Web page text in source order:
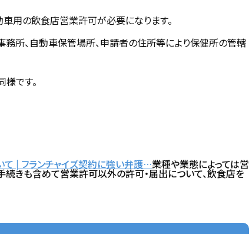
用の飲食店営業許可が必要になります。
務所、自動車保管場所、申請者の住所等により保健所の管轄
です。
て | フランチャイズ契約に強い弁護…業種や業態によっては営
きも含めて営業許可以外の許可・届出について、飲食店を